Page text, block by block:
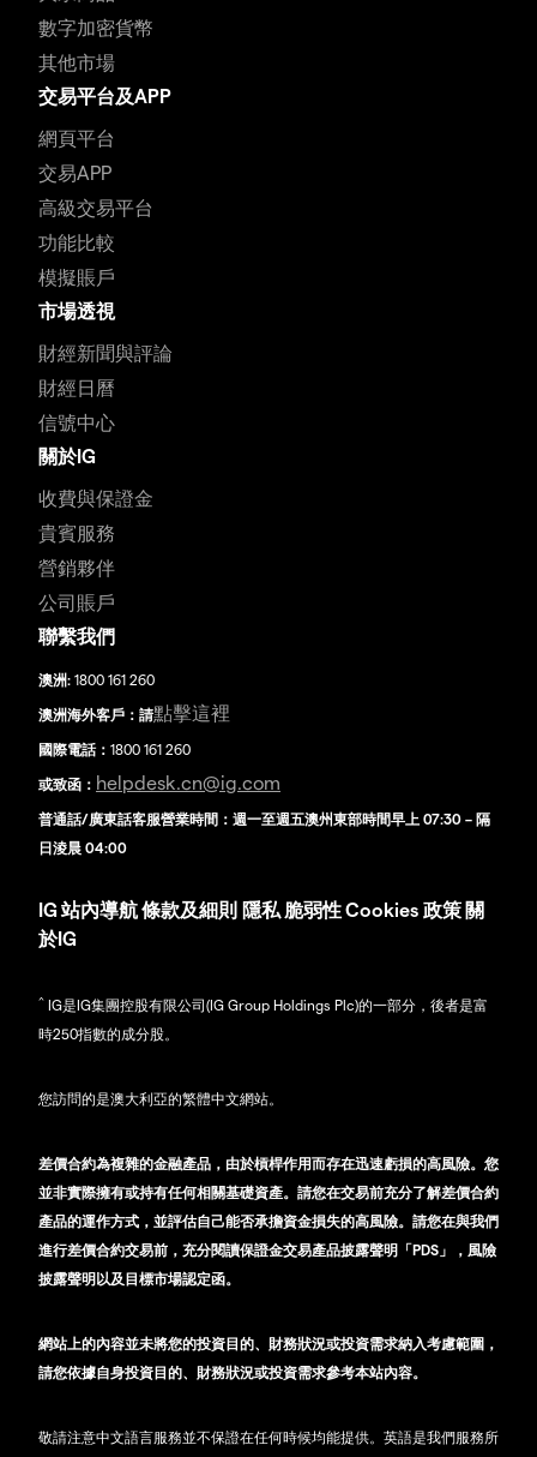
數字加密貨幣
其他市場
交易平台及APP
網頁平台
交易APP
高級交易平台
功能比較
模擬賬戶
市場透視
財經新聞與評論
財經日曆
信號中心
關於IG
收費與保證金
貴賓服務
營銷夥伴
公司賬戶
聯繫我們
澳洲: 1800 161 260
澳洲海外客戶：請點擊這裡
國際電話： 1800 161 260
或致函： helpdesk.cn@ig.com
普通話/廣東話客服營業時間：週一至週五澳州東部時間早上 07:30 – 隔
日淩晨 04:00
IG 站內導航條款及細則 隱私 脆弱性Cookies 政策 關
於IG
^ IG是IG集團控股有限公司(IG Group Holdings Plc)的一部分，後者是富
時250指數的成分股。
您訪問的是澳大利亞的繁體中文網站。
差價合約為複雜的金融產品，由於槓桿作用而存在迅速虧損的高風險。您
並非實際擁有或持有任何相關基礎資產。請您在交易前充分了解差價合約
產品的運作方式，並評估自己能否承擔資金損失的高風險。請您在與我們
進行差價合約交易前，充分閱讀保證金交易產品披露聲明「PDS」，風險
披露聲明以及目標市場認定函。
網站上的內容並未將您的投資目的、財務狀況或投資需求納入考慮範圍，
請您依據自身投資目的、財務狀況或投資需求參考本站內容。
敬請注意中文語言服務並不保證在任何時候均能提供。英語是我們服務所